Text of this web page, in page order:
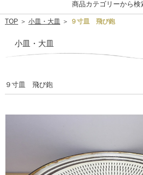
TOP ＞ 小皿・大皿 ＞ ９寸皿 飛び鉋
小皿・大皿
９寸皿 飛び鉋
商品カテゴリーから検